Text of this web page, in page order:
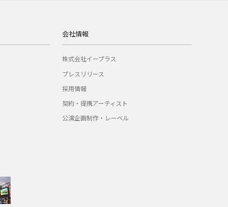
会社情報
株式会社イープラス
プレスリリース
採用情報
契約・提携アーティスト
公演企画制作・レーベル